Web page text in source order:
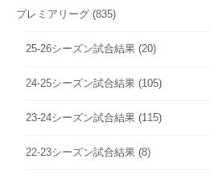
プレミアリーグ (835)
25-26シーズン試合結果 (20)
24-25シーズン試合結果 (105)
23-24シーズン試合結果 (115)
22-23シーズン試合結果 (8)